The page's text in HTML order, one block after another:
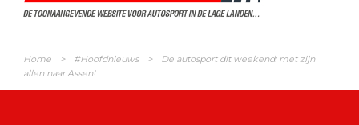
Home > #Hoofdnieuws >
De autosport dit weekend: met zijn
allen naar Assen!